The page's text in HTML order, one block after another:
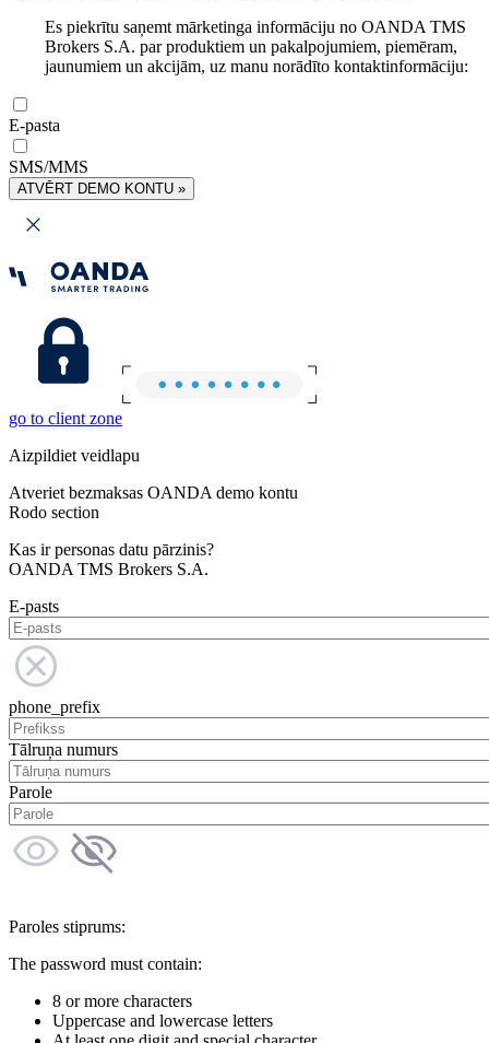
Es piekrītu saņemt mārketinga informāciju no OANDA TMS
Brokers S.A. par produktiem un pakalpojumiem, piemēram,
jaunumiem un akcijām, uz manu norādīto kontaktinformāciju:
E-pasta
SMS/MMS
ATVĒRT DEMO KONTU »
go to client zone
Aizpildiet veidlapu
Atveriet bezmaksas OANDA demo kontu
Rodo section
Kas ir personas datu pārzinis?
OANDA TMS Brokers S.A.
E-pasts
phone_prefix
Tālruņa numurs
Parole
Paroles stiprums:
The password must contain:
8 or more characters
Uppercase and lowercase letters